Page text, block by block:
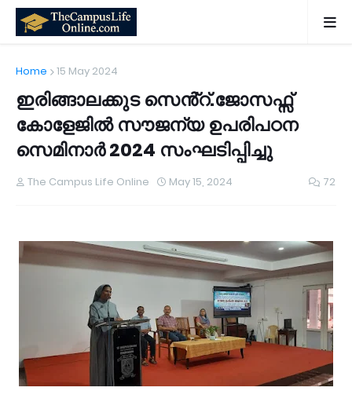
Home 15 May 2024
ഇരിങ്ങാലക്കുട സെൻ്റ്.ജോസഫ്സ്
കോളേജിൽ സൗജന്യ ഉപരിപഠന
സെമിനാർ 2024 സംഘടിപ്പിച്ചു
The Campus Life Online May 15, 2024 72